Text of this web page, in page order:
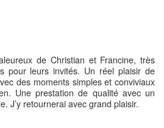
de Christian et Francine, très
pour leurs invités. Un réel plaisir de
des moments simples et conviviaux
Une prestation de qualité avec un
J’y retournerai avec grand plaisir.